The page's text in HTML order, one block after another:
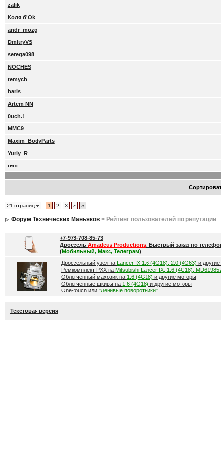
zalik
Коля б'Ok
andr_mozg
DmitryVS
serega098
NOCHES
temych
haris
Artem NN
0uch.!
MMC9
Maxim_BodyParts
Yuriy_R
rem
21 страниц 1 2 3 > »
Форум Технических Маньяков> Рейтинг пользователей по репутации
+7-978-708-85-73
Дроссель Amadeus Productions. Быстрый заказ по
(Мобильный, Макс, Телеграм)
Дроссельный узел на Lancer IX 1.6 (4G18), 2.0 (4G63) и
Ремкомплект РХХ на Mitsubishi Lancer IX, 1.6 (4G18),
Облегченный маховик на 1.6 (4G18) и другие моторы
Облегченные шкивы на 1.6 (4G18) и другие моторы
One-touch или "Ленивые поворотники"
Текстовая версия